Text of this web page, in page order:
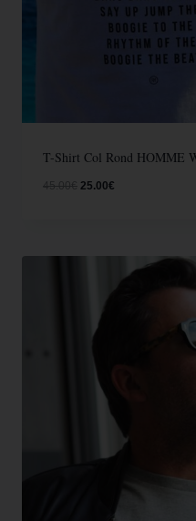
T-Shirt Col Rond HOMME
25.00€